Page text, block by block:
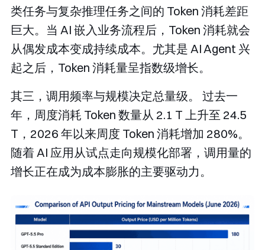
类任务与复杂推理任务之间的 Token 消耗差距
巨大。当 AI 嵌入业务流程后，Token 消耗就会
从偶发成本变成持续成本。尤其是 AI Agent 兴
起之后，Token 消耗量呈指数级增长。
其三，调用频率与规模决定总量级。
过去一
年，周度消耗 Token 数量从 2.1 T 上升至 24.5
T，2026 年以来周度 Token 消耗增加 280%。
随着 AI 应用从试点走向规模化部署，调用量的
增长正在成为成本膨胀的主要驱动力。